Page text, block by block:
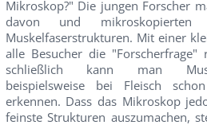
Mikroskop?" Die jungen Forscher
davon und
Muskelfaserstrukturen. Mit einer
alle Besucher die "Forscherfrage"
schließlich kann man
beispielsweise bei Fleisch
erkennen. Dass das Mikroskop
feinste Strukturen auszumachen,